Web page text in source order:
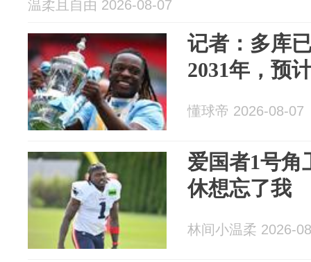
温柔且自由 2026-08-07
记者：多库
2031年，预
懂球帝 2026-08-07
爱国者1号角
休想忘了我
林间小温柔 2026-